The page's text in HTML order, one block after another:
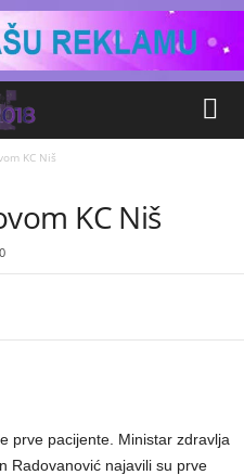
KC Niš
KC Niš
0
prve pacijente. Ministar zdravlja
Radovanović najavili su prve